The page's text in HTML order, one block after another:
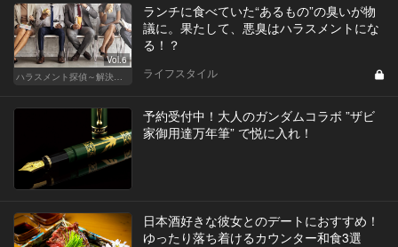
Vol.6
ランチに食べていた“あるもの”の臭いが物
議に。果たして、悪臭はハラスメントにな
る！？
ライフスタイル
予約受付中！大人のガンダムコラボ ”ザビ
家御用達万年筆” で悦に入れ！
日本酒好きな彼女とのデートにおすすめ！
ゆったり落ち着けるカウンター和食3選